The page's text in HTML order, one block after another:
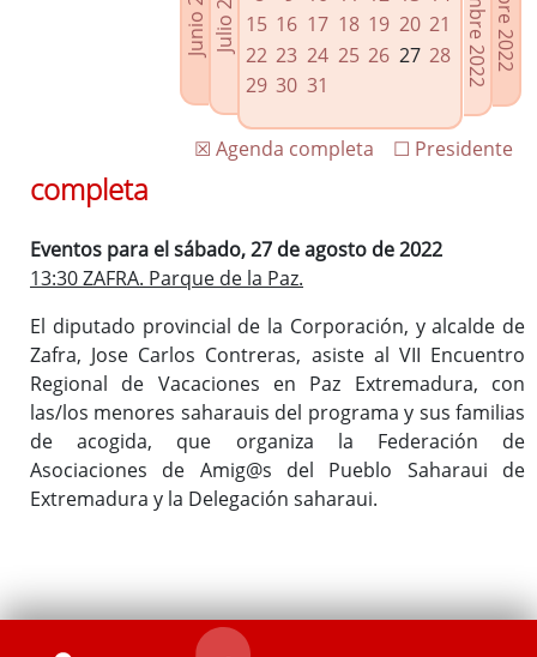
Agenda de Presidencia
Plenos provinciales y Juntas de gobierno
Oficina de Proyectos Europeos
15 16 17 18 19 20 21
22 23 24 25 26 27 28
29 30 31
☐ Presidente
☒ Agenda completa
completa
Eventos para el sábado, 27 de agosto de 2022
13:30 ZAFRA. Parque de la Paz.
El diputado provincial de la Corporación, y alcalde de
Zafra, Jose Carlos Contreras, asiste al VII Encuentro
Regional de Vacaciones en Paz Extremadura, con
las/los menores saharauis del programa y sus familias
de acogida, que organiza la Federación de
Asociaciones de Amig@s del Pueblo Saharaui de
Extremadura y la Delegación saharaui.